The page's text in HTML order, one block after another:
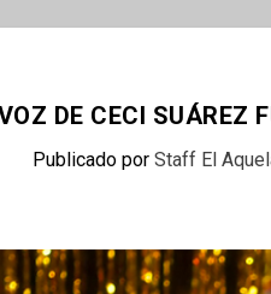
DE CECI SUÁREZ
Publicado porStaff El